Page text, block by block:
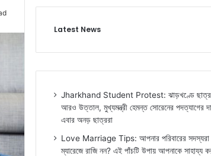
Latest News
Jharkhand Student Protest: ঝাড়খণ্ডে ছাত্র
আরও উত্তাল, মুখ্যমন্ত্রী হেমন্ত সোরেনের পদত্যাগের
এবার অনড় ছাত্ররা
Love Marriage Tips: আপনার পরিবারের সদস্যরা
ম্যারেজে রাজি নন? এই পাঁচটি উপায় আপনাকে সাহায্য